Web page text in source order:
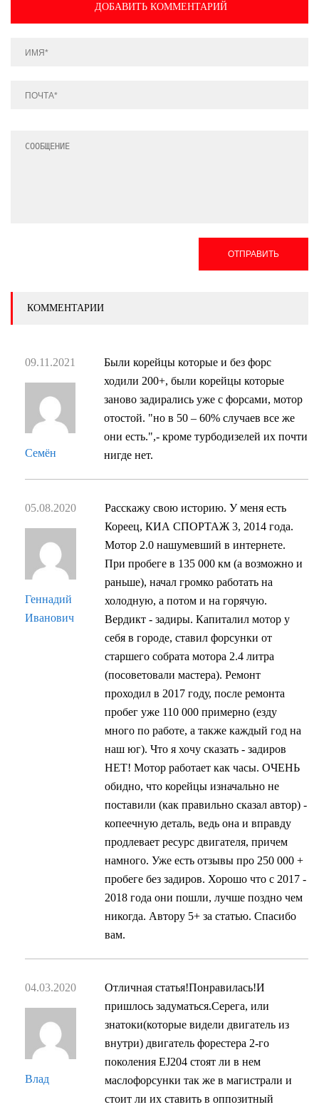
ДОБАВИТЬ КОММЕНТАРИЙ
ОТПРАВИТЬ
КОММЕНТАРИИ
09.11.2021
Семён
Были корейцы которые и без форс
ходили 200+, были корейцы которые
заново задирались уже с форсами, мотор
отостой. "но в 50 – 60% случаев все же
они есть.",- кроме турбодизелей их почти
нигде нет.
05.08.2020
Геннадий
Иванович
Расскажу свою историю. У меня есть
Кореец, КИА СПОРТАЖ 3, 2014 года.
Мотор 2.0 нашумевший в интернете.
При пробеге в 135 000 км (а возможно и
раньше), начал громко работать на
холодную, а потом и на горячую.
Вердикт - задиры. Капиталил мотор у
себя в городе, ставил форсунки от
старшего собрата мотора 2.4 литра
(посоветовали мастера). Ремонт
проходил в 2017 году, после ремонта
пробег уже 110 000 примерно (езду
много по работе, а также каждый год на
наш юг). Что я хочу сказать - задиров
НЕТ! Мотор работает как часы. ОЧЕНЬ
обидно, что корейцы изначально не
поставили (как правильно сказал автор) -
копеечную деталь, ведь она и вправду
продлевает ресурс двигателя, причем
намного. Уже есть отзывы про 250 000 +
пробеге без задиров. Хорошо что с 2017 -
2018 года они пошли, лучше поздно чем
никогда. Автору 5+ за статью. Спасибо
вам.
04.03.2020
Влад
Отличная статья!Понравилась!И
пришлось задуматься.Серега, или
знатоки(которые видели двигатель из
внутри) двигатель форестера 2-го
поколения EJ204 стоят ли в нем
маслофорсунки так же в магистрали и
стоит ли их ставить в оппозитный